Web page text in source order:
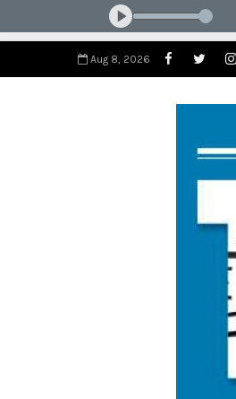
Aug 8, 2026